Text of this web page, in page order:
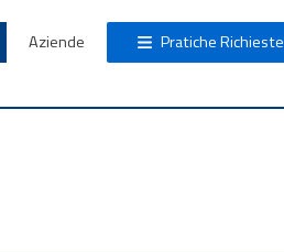
Aziende Pratiche Richieste